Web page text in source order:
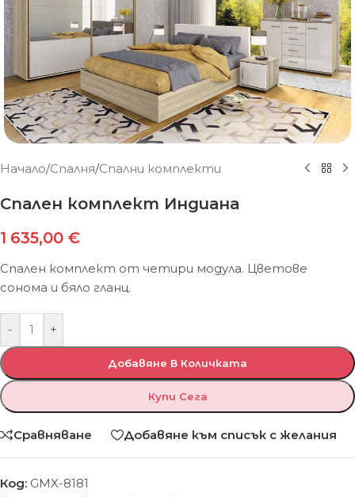
Начало/Спалня/Спални комплекти
Спален комплект Индиана
1 635,00 €
Спален комплект от четири модула. Цветове
сонома и бяло гланц.
- +
Добавяне В Количката
Купи Сега
Сравняване Добавяне към списък с желания
Код: GMX-8181